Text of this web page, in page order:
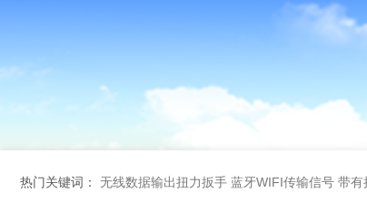
热门关键词： 无线数据输出扭力扳手 蓝牙WIFI传输信号 带有